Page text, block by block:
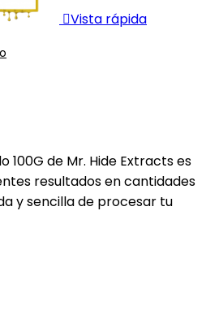
Vista rápida
100G de Mr. Hide Extracts es
resultados en cantidades
y sencilla de procesar tu